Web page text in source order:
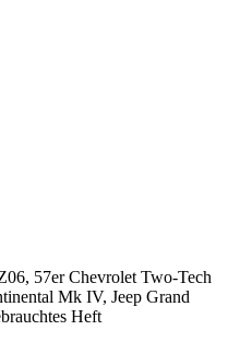
57er Chevrolet Two-Tech
Mk IV, Jeep Grand
Heft